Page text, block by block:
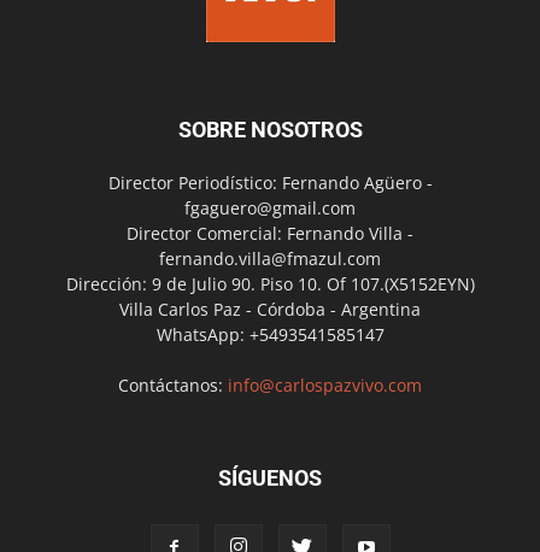
SOBRE NOSOTROS
Director Periodístico: Fernando Agüero -
fgaguero@gmail.com
Director Comercial: Fernando Villa -
fernando.villa@fmazul.com
Dirección: 9 de Julio 90. Piso 10. Of 107.(X5152EYN)
Villa Carlos Paz - Córdoba - Argentina
WhatsApp: +5493541585147
Contáctanos: info@carlospazvivo.com
SÍGUENOS